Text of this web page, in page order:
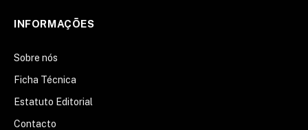
INFORMAÇÕES
Sobre nós
Ficha Técnica
Estatuto Editorial
Contacto